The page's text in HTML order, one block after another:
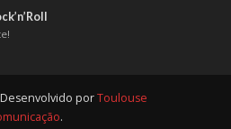
porToulouse
.